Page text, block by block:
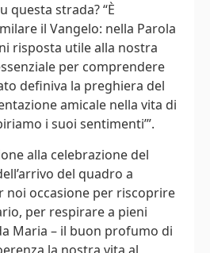
questa strada? “È
il Vangelo: nella Parola
risposta utile alla nostra
per comprendere
definiva la preghiera del
amicale nella vita di
i suoi sentimenti’”.
alla celebrazione del
del quadro a
noi occasione per riscoprire
per respirare a pieni
Maria – il buon profumo di